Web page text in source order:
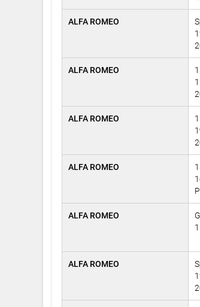
ALFA ROMEO
ALFA ROMEO
ALFA ROMEO
ALFA ROMEO
ALFA ROMEO
ALFA ROMEO